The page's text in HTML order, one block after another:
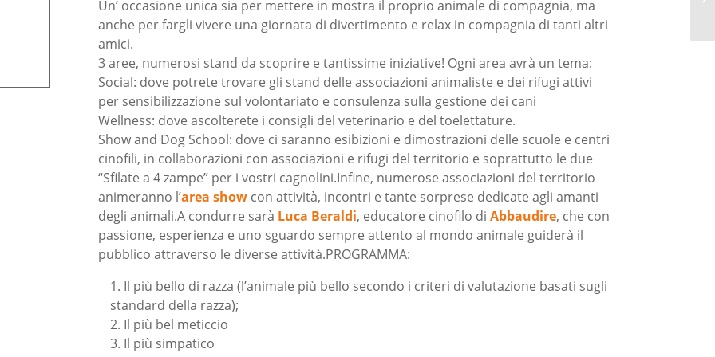
Un’ occasione unica sia per mettere in mostra il proprio animale di compagnia, ma
anche per fargli vivere una giornata di divertimento e relax in compagnia di tanti altri
amici.
3 aree, numerosi stand da scoprire e tantissime iniziative! Ogni area avrà un tema:
Social: dove potrete trovare gli stand delle associazioni animaliste e dei rifugi attivi
per sensibilizzazione sul volontariato e consulenza sulla gestione dei cani
Wellness: dove ascolterete i consigli del veterinario e del toelettature.
Show and Dog School: dove ci saranno esibizioni e dimostrazioni delle scuole e centri
cinofili, in collaborazioni con associazioni e rifugi del territorio e soprattutto le due
“Sfilate a 4 zampe” per i vostri cagnolini.Infine, numerose associazioni del territorio
animeranno l’area show con attività, incontri e tante sorprese dedicate agli amanti
degli animali.A condurre sarà Luca Beraldi, educatore cinofilo diAbbaudire, che con
passione, esperienza e uno sguardo sempre attento al mondo animale guiderà il
pubblico attraverso le diverse attività.PROGRAMMA:
Il più bello di razza (l’animale più bello secondo i criteri di valutazione basati sugli
standard della razza);
Il più bel meticcio
Il più simpatico